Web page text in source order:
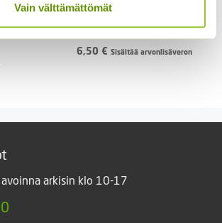
Vain välttämättömät
Kirjolupiini Russell
sekoitus 5 g
6,50 € Sisältää arvonlisäveron
arkisin klo 10-17